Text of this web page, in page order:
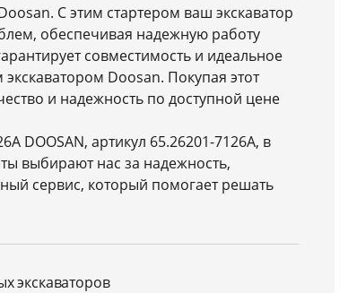
С этим стартером ваш экскаватор
обеспечивая надежную работу
совместимость и идеальное
Doosan. Покупая этот
и надежность по доступной цене
DOOSAN, артикул 65.26201-7126A, в
выбирают нас за надежность,
сервис, который помогает решать
экскаваторов